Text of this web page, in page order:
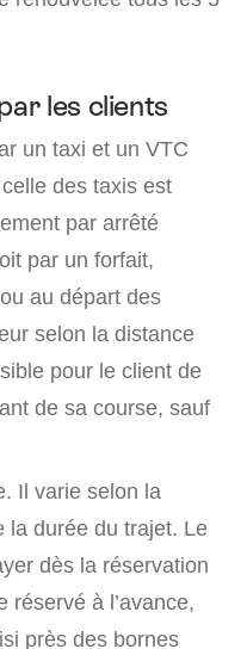
les clients
un taxi et un VTC
des taxis est
par arrêté
par un forfait,
au départ des
selon la distance
pour le client de
de sa course, sauf
Il varie selon la
la durée du trajet. Le
dès la réservation
réservé à l’avance,
près des bornes